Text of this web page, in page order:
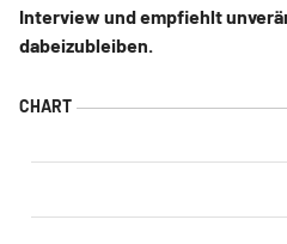
Interview und empfiehlt
dabeizubleiben.